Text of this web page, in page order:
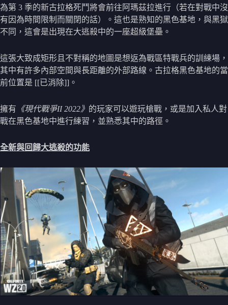
為第 3 季的新古拉格死鬥將會前往阿瑪茲拉進行（若在對戰中沒
有因為時間限制而關閉的話）。這也是熟知的黑色基地，與黑獄
不同，這會是出現在大逃殺中的一座超級堡壘。
這張大致成矩形且不對稱的地圖是想返為戰區特戰兵的訓練場，
其中有許多內部空間與長距離的外部路線。古拉格黑色基地的當
前位置是 [[已消除]]。
擁有 《現代戰爭II 2022》 的玩家可以遊玩槍戰，或是加入私人對
戰在黑色基地中進行練習，並熟悉其中的路徑。
全新與回歸大逃殺的功能